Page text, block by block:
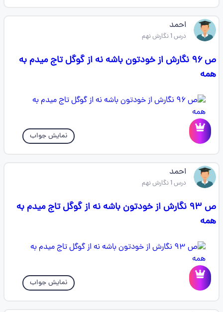
احمد
درس 1 نگارش نهم
ص ۹۶ نگارش از خودتون باشه نه از گوگل تاج میدم به
همه
نمایش جواب
احمد
درس 1 نگارش نهم
ص ۹۳ نگارش از خودتون باشه نه از گوگل تاج میدم به
همه
نمایش جواب